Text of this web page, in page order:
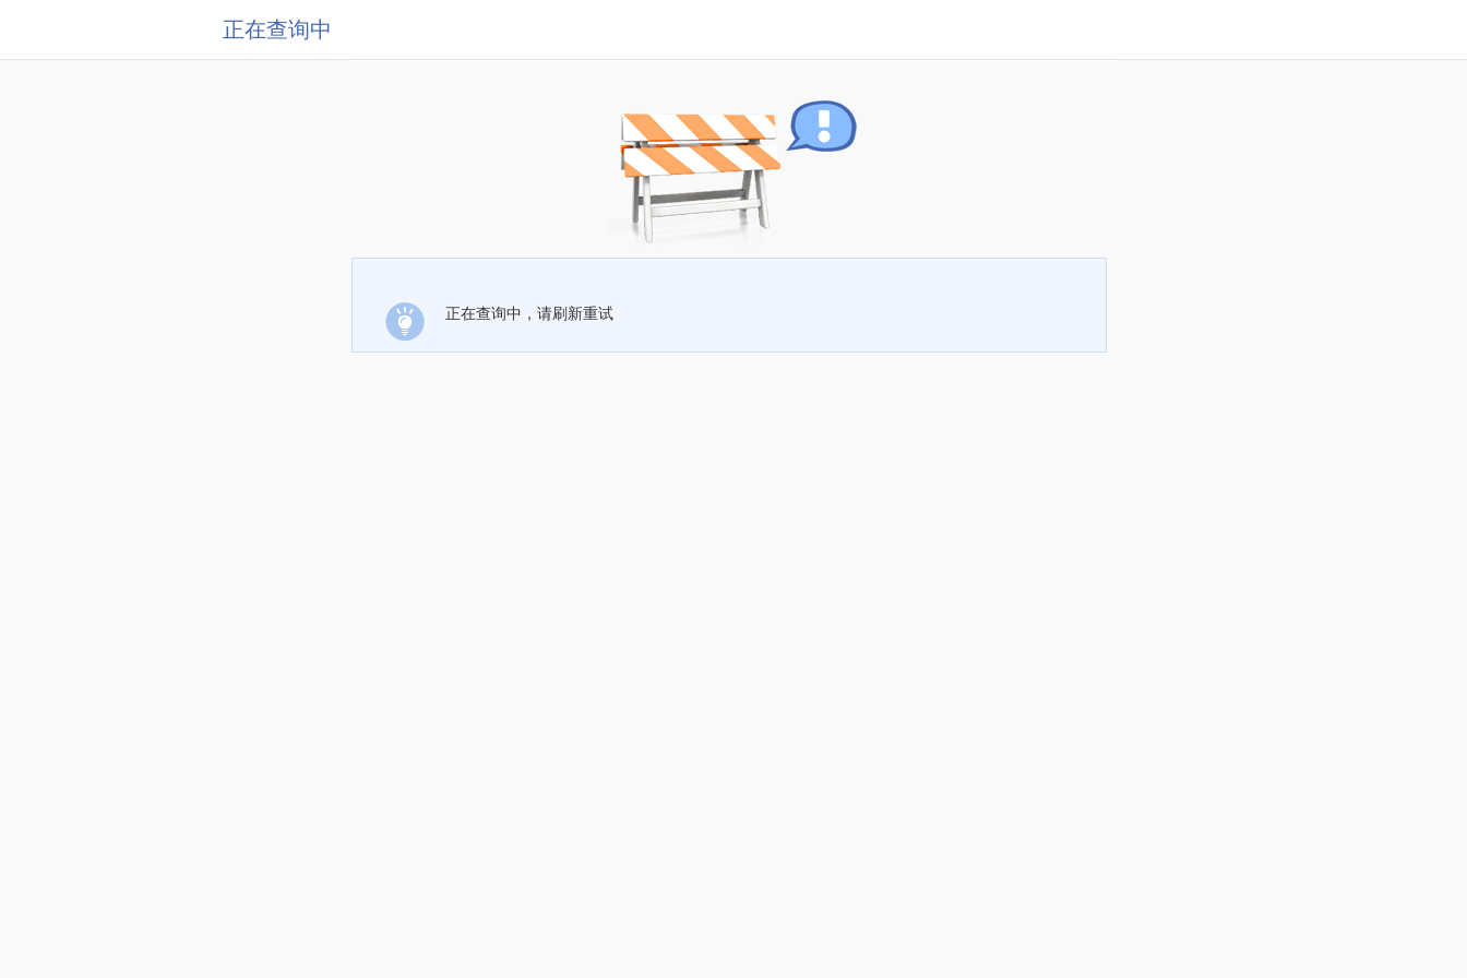
正在查询中
正在查询中，请刷新重试